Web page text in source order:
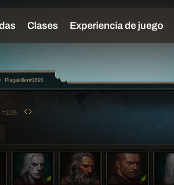
#1895
Plagakiller#1895